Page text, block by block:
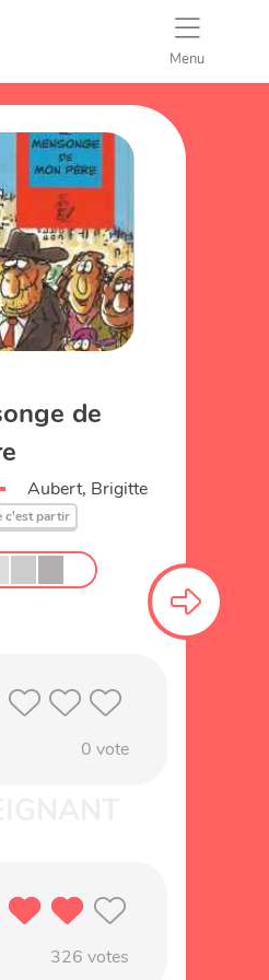
Menu
de
Aubert, Brigitte
c'est partir
0 vote
326 votes